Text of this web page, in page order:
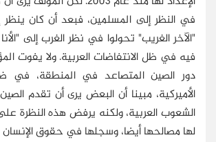
في النظر إلى المسلمين، فبعد أن كان
"الآخر الغريب" تحولوا في نظر الغرب إلى
فيه في ظل الانتفاضات العربية. ولا يفوت
دور الصين المتصاعد في المنطقة، في
الأميركية، مبينا أن البعض يرى أن تقدم
الشعوب العربية، ولكنه يرفض هذه النظرة
لها مصالحها أيضا، وسجلها في حقوق الإنسان